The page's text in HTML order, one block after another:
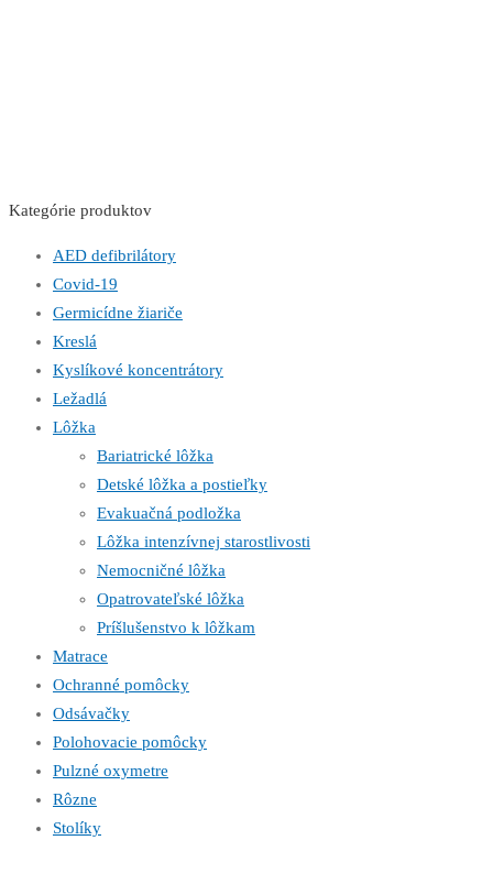
Kategórie produktov
AED defibrilátory
Covid-19
Germicídne žiariče
Kreslá
Kyslíkové koncentrátory
Ležadlá
Lôžka
Bariatrické lôžka
Detské lôžka a postieľky
Evakuačná podložka
Lôžka intenzívnej starostlivosti
Nemocničné lôžka
Opatrovateľské lôžka
Príšlušenstvo k lôžkam
Matrace
Ochranné pomôcky
Odsávačky
Polohovacie pomôcky
Pulzné oxymetre
Rôzne
Stolíky